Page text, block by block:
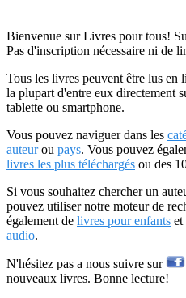
Bienvenue sur Livres pour tous!
Pas d'inscription nécessaire ni de
Tous les livres peuvent être lus en
la plupart d'entre eux directement
tablette ou smartphone.
Vous pouvez naviguer dans les
auteurou pays. Vous pouvez
livres les plus téléchargés ou des
Si vous souhaitez chercher un
pouvez utiliser notre moteur de
également de livres pour enfants et
audio.
N'hésitez pas a nous suivre sur
nouveaux livres. Bonne lecture!